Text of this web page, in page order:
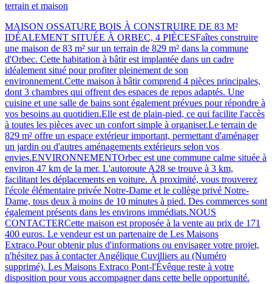
terrain et maison
MAISON OSSATURE BOIS À CONSTRUIRE DE 83 M²
IDÉALEMENT SITUÉE À ORBEC, 4 PIÈCESFaîtes construire
une maison de 83 m² sur un terrain de 829 m² dans la commune
d'Orbec. Cette habitation à bâtir est implantée dans un cadre
idéalement situé pour profiter pleinement de son
environnement.Cette maison à bâtir comprend 4 pièces principales,
dont 3 chambres qui offrent des espaces de repos adaptés. Une
cuisine et une salle de bains sont également prévues pour répondre à
vos besoins au quotidien.Elle est de plain-pied, ce qui facilite l'accès
à toutes les pièces avec un confort simple à organiser.Le terrain de
829 m² offre un espace extérieur important, permettant d'aménager
un jardin ou d'autres aménagements extérieurs selon vos
envies.ENVIRONNEMENTOrbec est une commune calme située à
environ 47 km de la mer. L'autoroute A28 se trouve à 3 km,
facilitant les déplacements en voiture. À proximité, vous trouverez
l'école élémentaire privée Notre-Dame et le collège privé Notre-
Dame, tous deux à moins de 10 minutes à pied. Des commerces sont
également présents dans les environs immédiats.NOUS
CONTACTERCette maison est proposée à la vente au prix de 171
400 euros. Le vendeur est un partenaire de Les Maisons
Extraco.Pour obtenir plus d'informations ou envisager votre projet,
n'hésitez pas à contacter Angélique Cuvilliers au (Numéro
supprimé). Les Maisons Extraco Pont-l'Évêque reste à votre
disposition pour vous accompagner dans cette belle opportunité.